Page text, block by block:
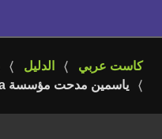
كاست عربي الدليل
ياسمين مدحت مؤسسة Bazarna